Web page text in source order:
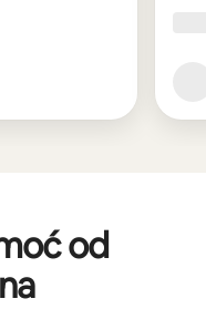
od